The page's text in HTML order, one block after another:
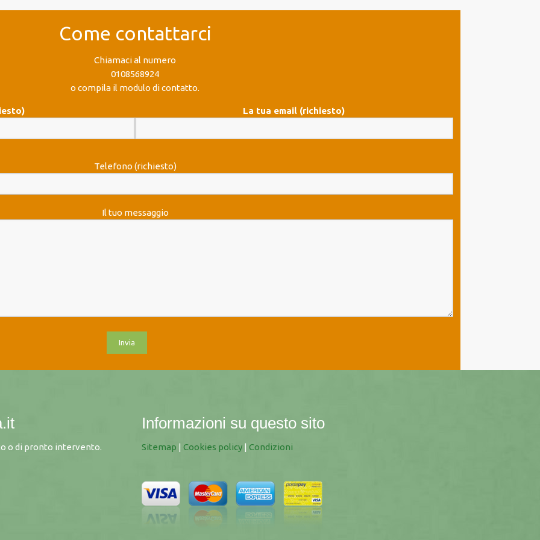
Come contattarci
Chiamaci al numero
0108568924
o compila il modulo di contatto.
La tua email (richiesto)
Telefono (richiesto)
Il tuo messaggio
o di pronto intervento.
Informazioni su questo sito
Sitemap | Cookies policy | Condizioni